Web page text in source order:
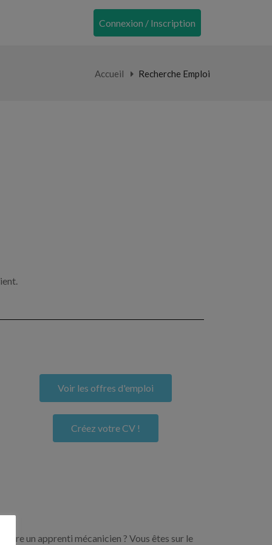
Connexion / Inscription
Accueil Recherche Emploi
Voir les offres d'emploi
Créez votre CV !
un apprenti mécanicien ? Vous êtes sur le